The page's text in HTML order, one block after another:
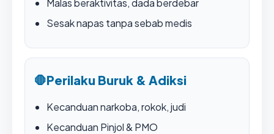
Sesak napas tanpa sebab medis
🛑Perilaku Buruk & Adiksi
Kecanduan narkoba, rokok, judi
Kecanduan Pinjol & PMO